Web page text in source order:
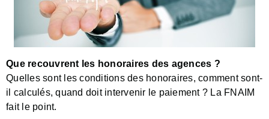
Que recouvrent les honoraires des agences ?
Quelles sont les conditions des honoraires, comment sont-
il calculés, quand doit intervenir le paiement ? La FNAIM
fait le point.